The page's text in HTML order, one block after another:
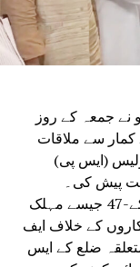
نے جمعہ کے روز
سے ملاقات
(ایس پی)
پیش کی۔
تیجسوی یادو نے طلبہ تحریک کے دوران اے کے-47 جیسے مہلک
کے خلاف ایف
ضلع کے ایس